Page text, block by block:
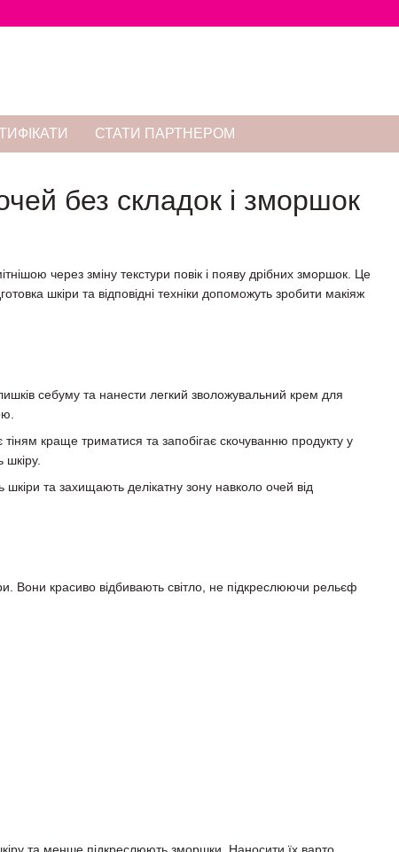
СТАТИ ПАРТНЕРОМ
без складок і зморшок
через зміну текстури повік і появу дрібних зморшок. Це
шкіри та відповідні техніки допоможуть зробити макіяж
себуму та нанести легкий зволожувальний крем для
краще триматися та запобігає скочуванню продукту у
та захищають делікатну зону навколо очей від
Вони красиво відбивають світло, не підкреслюючи рельєф